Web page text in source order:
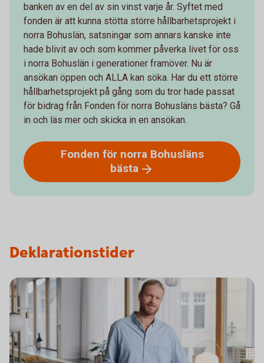
banken av en del av sin vinst varje år. Syftet med
fonden är att kunna stötta större hållbarhetsprojekt i
norra Bohuslän, satsningar som annars kanske inte
hade blivit av och som kommer påverka livet för oss
i norra Bohuslän i generationer framöver. Nu är
ansökan öppen och ALLA kan söka. Har du ett större
hållbarhetsprojekt på gång som du tror hade passat
för bidrag från Fonden för norra Bohusläns bästa? Gå
in och läs mer och skicka in en ansökan.
Fonden för norra Bohusläns
bästa
Deklarationstider